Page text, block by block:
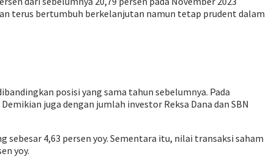
terus bertumbuh berkelanjutan namun tetap prudent dalam
posisi yang sama tahun sebelumnya. Pada
juga dengan jumlah investor Reksa Dana dan SBN
4,63 persen yoy. Sementara itu, nilai transaksi saham
yoy.